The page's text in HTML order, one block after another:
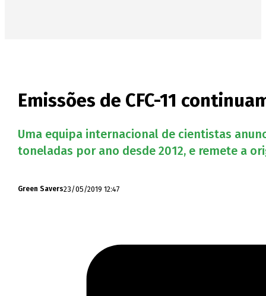
Emissões de CFC-11
Uma equipa internacional de cientistas
toneladas por ano desde 2012, e remete a
Green Savers23/05/2019 12:47